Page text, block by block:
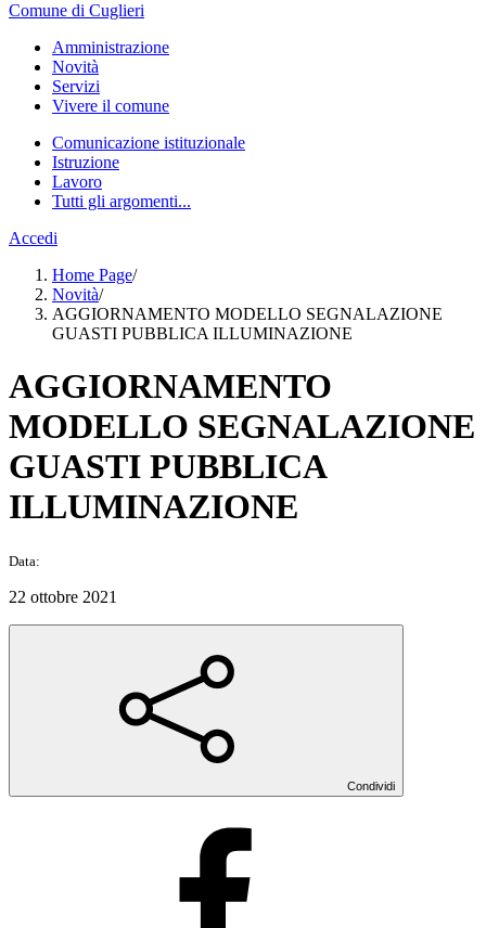
Comune di Cuglieri
Amministrazione
Novità
Servizi
Vivere il comune
Comunicazione istituzionale
Istruzione
Lavoro
Tutti gli argomenti...
Accedi
Home Page/
Novità/
AGGIORNAMENTO MODELLO SEGNALAZIONE
GUASTI PUBBLICA ILLUMINAZIONE
AGGIORNAMENTO
MODELLO SEGNALAZIONE
GUASTI PUBBLICA
ILLUMINAZIONE
Data:
22 ottobre 2021
Condividi